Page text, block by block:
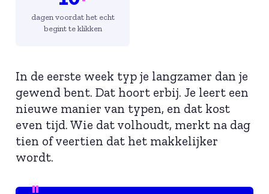
dagen voordat het echt
begint te klikken
In de eerste week typ je langzamer dan je
gewend bent. Dat hoort erbij. Je leert een
nieuwe manier van typen, en dat kost
even tijd. Wie dat volhoudt, merkt na dag
tien of veertien dat het makkelijker
wordt.